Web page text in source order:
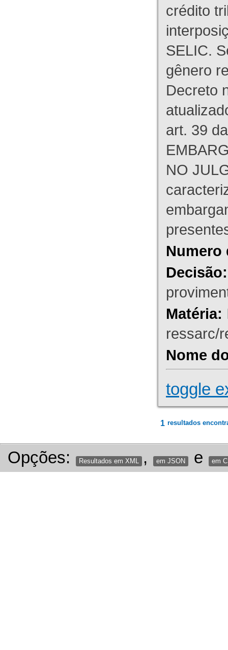
crédito
SELIC.
gênero
Decreto
art. 39
NO
Numero
Decisão:
Matéria:
ressarc/
Nome
toggle
1 resultados
Opções: Resultados em XML , em JSON e em